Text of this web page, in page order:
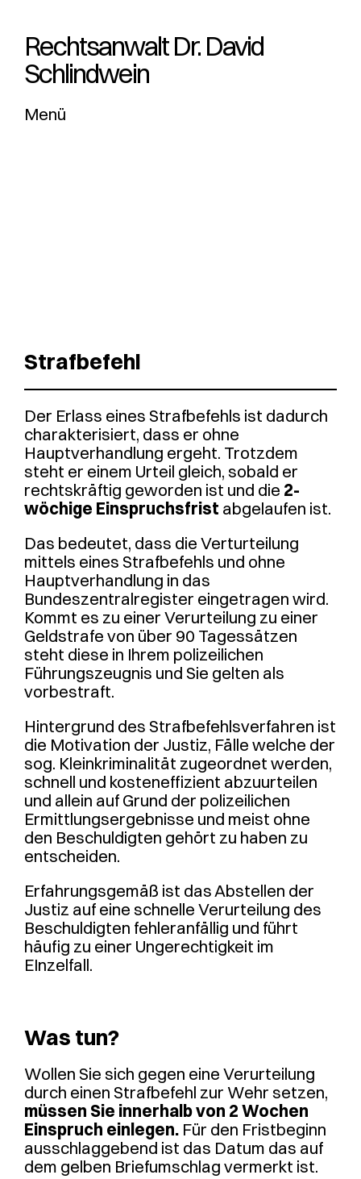
Rechtsanwalt Dr. ­David
Schlindwein
Menü
Strafbefehl
Der Erlass eines Strafbefehls ist dadurch
charakterisiert, dass er ohne
Hauptverhandlung ergeht. Trotzdem
steht er einem Urteil gleich, sobald er
rechtskräftig geworden ist und die 2-
wöchige Einspruchsfrist abgelaufen ist.
Das bedeutet, dass die Verturteilung
mittels eines Strafbefehls und ohne
Hauptverhandlung in das
Bundeszentralregister eingetragen wird.
Kommt es zu einer Verurteilung zu einer
Geldstrafe von über 90 Tagessätzen
steht diese in Ihrem polizeilichen
Führungszeugnis und Sie gelten als
vorbestraft.
Hintergrund des Strafbefehlsverfahren ist
die Motivation der Justiz, Fälle welche der
sog. Kleinkriminalität zugeordnet werden,
schnell und kosteneffizient abzuurteilen
und allein auf Grund der polizeilichen
Ermittlungsergebnisse und meist ohne
den Beschuldigten gehört zu haben zu
entscheiden.
Erfahrungsgemäß ist das Abstellen der
Justiz auf eine schnelle Verurteilung des
Beschuldigten fehleranfällig und führt
häufig zu einer Ungerechtigkeit im
EInzelfall.
Was tun?
Wollen Sie sich gegen eine Verurteilung
durch einen Strafbefehl zur Wehr setzen,
müssen Sie innerhalb von 2 Wochen
Einspruch einlegen. Für den Fristbeginn
ausschlaggebend ist das Datum das auf
dem gelben Briefumschlag vermerkt ist.